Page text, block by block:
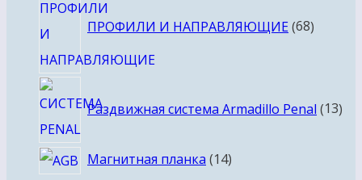
ПРОФИЛИ И НАПРАВЛЯЮЩИЕ 68
Раздвижная система Armadillo Penal 13
Магнитная планка 1414